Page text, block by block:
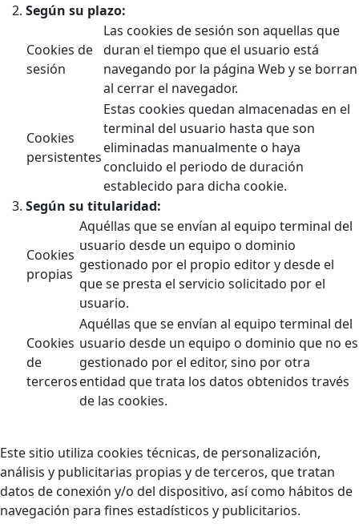
Según su plazo:
Cookies de
sesión
Las cookies de sesión son aquellas que
duran el tiempo que el usuario está
navegando por la página Web y se borran
al cerrar el navegador.
Cookies
persistentes
Estas cookies quedan almacenadas en el
terminal del usuario hasta que son
eliminadas manualmente o haya
concluido el periodo de duración
establecido para dicha cookie.
Según su titularidad:
Cookies
propias
Aquéllas que se envían al equipo terminal del
usuario desde un equipo o dominio
gestionado por el propio editor y desde el
que se presta el servicio solicitado por el
usuario.
Cookies
de
terceros
Aquéllas que se envían al equipo terminal del
usuario desde un equipo o dominio que no es
gestionado por el editor, sino por otra
entidad que trata los datos obtenidos través
de las cookies.
Este sitio utiliza cookies técnicas, de personalización,
análisis y publicitarias propias y de terceros, que tratan
datos de conexión y/o del dispositivo, así como hábitos de
navegación para fines estadísticos y publicitarios.